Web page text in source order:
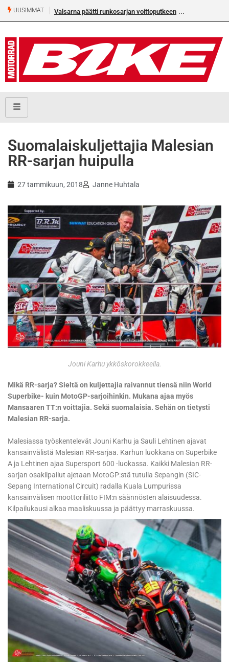
UUSIMMAT Valsarna päätti runkosarjan voittoputkeen
Suomalaiskuljettajia Malesian
RR-sarjan huipulla
27 tammikuun, 2018 Janne Huhtala
Jouni Karhu ykköskorokkeella.
Mikä RR-sarja? Sieltä on kuljettajia raivannut tiensä niin World
Superbike- kuin MotoGP-sarjoihinkin. Mukana ajaa myös
Mansaaren TT:n voittajia. Sekä suomalaisia. Sehän on tietysti
Malesian RR-sarja.
Malesiassa työskentelevät Jouni Karhu ja Sauli Lehtinen ajavat
kansainvälistä Malesian RR-sarjaa. Karhun luokkana on Superbike
A ja Lehtinen ajaa Supersport 600 -luokassa. Kaikki Malesian RR-
sarjan osakilpailut ajetaan MotoGP:stä tutulla Sepangin (SIC-
Sepang International Circuit) radalla Kuala Lumpurissa
kansainvälisen moottoriliitto FIM:n säännösten alaisuudessa.
Kilpailukausi alkaa maaliskuussa ja päättyy marraskuussa.